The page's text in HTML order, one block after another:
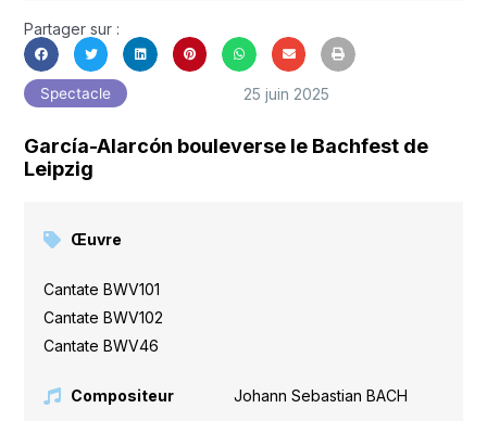
Partager sur :
Spectacle 25 juin 2025
García-Alarcón bouleverse le Bachfest de
Leipzig
Œuvre
Cantate BWV101
Cantate BWV102
Cantate BWV46
Compositeur Johann Sebastian BACH